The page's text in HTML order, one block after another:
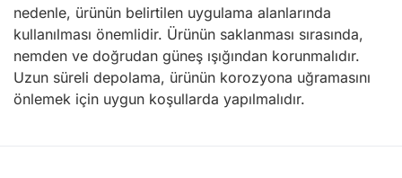
nedenle, ürünün belirtilen uygulama alanlarında
kullanılması önemlidir. Ürünün saklanması sırasında,
nemden ve doğrudan güneş ışığından korunmalıdır.
Uzun süreli depolama, ürünün korozyona uğramasını
önlemek için uygun koşullarda yapılmalıdır.